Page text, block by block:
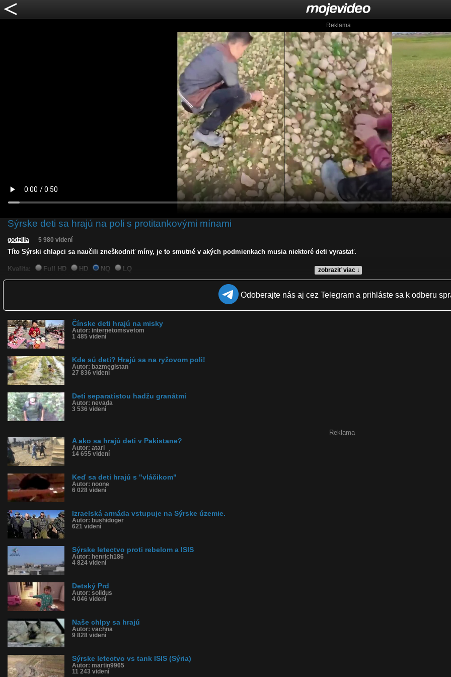
Reklama
Sýrske deti sa hrajú na poli s protitankovými mínami
zobraziť viac ↓
godzilla 5 980 videní
Títo Sýrski chlapci sa naučili zneškodniť míny, je to smutné v akých podmienkach musia niektoré deti vyrastať.
Kvalita: Full HD HD NQ
LQ
Komentárov: 18
Kategória: šokujúce
Tagy: hra sýrskych chlapcov, vedia zneškodniť mínu, sýria
História sledovanosti videa:
Odoberajte nás aj cez Telegram a prihláste sa k odberu
Čínske deti hrajú na misky
Autor: internetomsvetom
1 485 videní
Kde sú deti? Hrajú sa na ryžovom poli!
Autor: bazmegistan
27 836 videní
Deti separatistou hadžu granátmi
Autor: nevada
3 536 videní
Reklama
A ako sa hrajú deti v Pakistane?
Autor: atari
14 655 videní
Keď sa deti hrajú s "vláčikom"
Autor: noone
6 028 videní
Izraelská armáda vstupuje na Sýrske územie.
Autor: bushidoger
621 videní
Sýrske letectvo proti rebelom a ISIS
Autor: henrich186
4 824 videní
Detský Prd
Autor: solidus
4 046 videní
Naše chlpy sa hrajú
Autor: vachna
9 828 videní
Sýrske letectvo vs tank ISIS (Sýria)
Autor: martin9965
11 243 videní